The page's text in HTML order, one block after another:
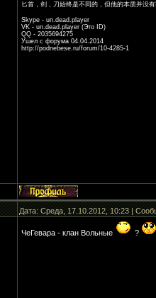
匕首，剑，刀始终是不同的，但他的本质并没有
Skype - un.dead.player
VK - un.dead.player (Это ID)
QQ - 2035694275
Ушел с форума 04.04.2014
http://podnebese.ru/forum/10-4285-1
Дата: Среда, 17.10.2012, 10:23 |
ЧеГевара - клан Вольные ?